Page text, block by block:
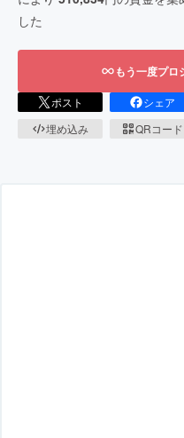
した
もう一度プロ
ポスト シェア
埋め込み
QRコード